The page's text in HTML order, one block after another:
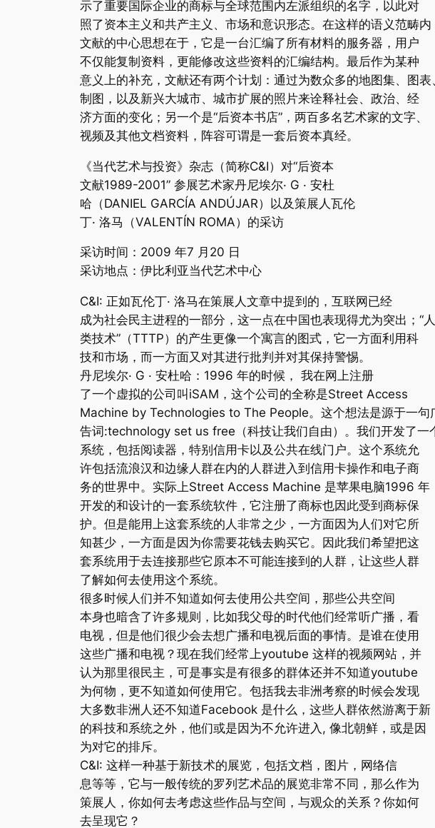
示了重要国际企业的商标与全球范围内左派组织的名字，以此对
照了资本主义和共产主义、市场和意识形态。在这样的语义范畴内
文献的中心思想在于，它是一台汇编了所有材料的服务器，用户
不仅能复制资料，更能修改这些资料的汇编结构。最后作为某种
意义上的补充，文献还有两个计划：通过为数众多的地图集、图表
制图，以及新兴大城市、城市扩展的照片来诠释社会、政治、经
济方面的变化；另一个是“后资本书店”，两百多名艺术家的文字、
视频及其他文档资料，阵容可谓是一套后资本真经。
《当代艺术与投资》杂志（简称C&I）对“后资本
文献1989-2001” 参展艺术家丹尼埃尔· G · 安杜
哈（DANIEL GARCÍA ANDÚJAR）以及策展人瓦伦
丁· 洛马（VALENTÍN ROMA）的采访
采访时间：2009 年7 月20 日
采访地点：伊比利亚当代艺术中心
C&I: 正如瓦伦丁· 洛马在策展人文章中提到的，互联网已经
成为社会民主进程的一部分，这一点在中国也表现得尤为突出；“人
类技术”（TTTP）的产生更像一个寓言的图式，它一方面利用科
技和市场，而一方面又对其进行批判并对其保持警惕。
丹尼埃尔· G · 安杜哈：1996 年的时候， 我在网上注册
了一个虚拟的公司叫iSAM，这个公司的全称是Street Access
Machine by Technologies to The People。这个想法是源于一句
告词:technology set us free（科技让我们自由）。我们开发了一
系统，包括阅读器，特别信用卡以及公共在线门户。这个系统允
许包括流浪汉和边缘人群在内的人群进入到信用卡操作和电子商
务的世界中。实际上Street Access Machine 是苹果电脑1996 年
开发的和设计的一套系统软件，它注册了商标也因此受到商标保
护。但是能用上这套系统的人非常之少，一方面因为人们对它所
知甚少，一方面是因为你需要花钱去购买它。因此我们希望把这
套系统用于去连接那些它原本不可能连接到的人群，让这些人群
了解如何去使用这个系统。
很多时候人们并不知道如何去使用公共空间，那些公共空间
本身也暗含了许多规则，比如我父母的时代他们经常听广播，看
电视，但是他们很少会去想广播和电视后面的事情。是谁在使用
这些广播和电视？现在我们经常上youtube 这样的视频网站，并
认为那里很民主，可是事实是有很多的群体还并不知道youtube
为何物，更不知道如何使用它。包括我去非洲考察的时候会发现
大多数非洲人还不知道Facebook 是什么，这些人群依然游离于新
的科技和系统之外，他们或是因为不允许进入, 像北朝鲜，或是因
为对它的排斥。
C&I: 这样一种基于新技术的展览，包括文档，图片，网络信
息等等，它与一般传统的罗列艺术品的展览非常不同，那么作为
策展人，你如何去考虑这些作品与空间，与观众的关系？你如何
去呈现它？